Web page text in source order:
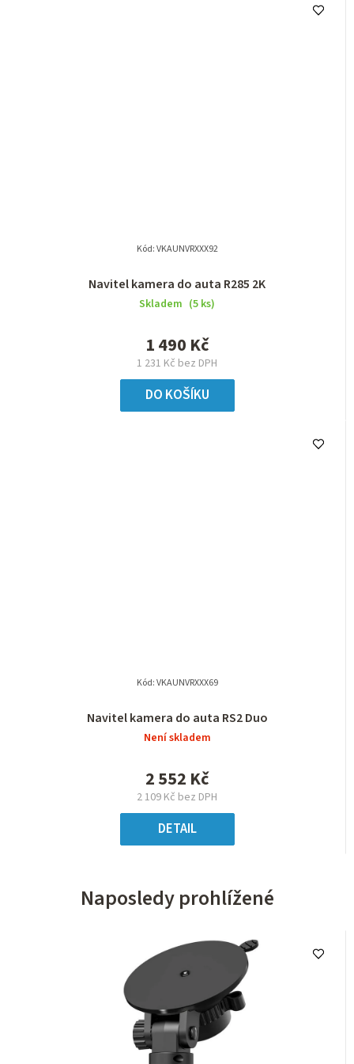
Navitel kamera do auta R285 2K
Skladem (5 ks)
1 231 Kč bez DPH
1 490 Kč
DO KOŠÍKU
Kód:VKAUNVRXXX92
Navitel kamera do auta RS2 Duo
Není skladem
2 109 Kč bez DPH
2 552 Kč
DETAIL
Kód:VKAUNVRXXX69
Naposledy prohlížené